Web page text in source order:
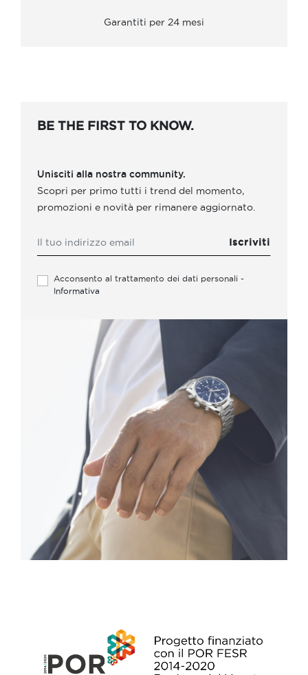
Garantiti per 24 mesi
BE THE FIRST TO KNOW.
Unisciti alla nostra community.
Scopri per primo tutti i trend del momento,
promozioni e novità per rimanere aggiornato.
Acconsento al trattamento dei dati personali -
Informativa